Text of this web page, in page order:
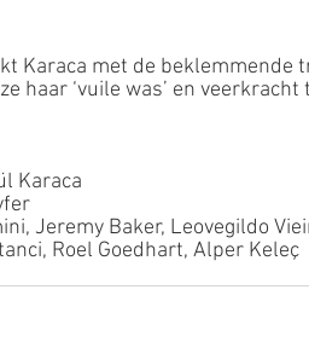
haar ‘vuile was’ en
Karaca
Jeremy Baker, Leovegildo
Roel Goedhart, Alper Keleç